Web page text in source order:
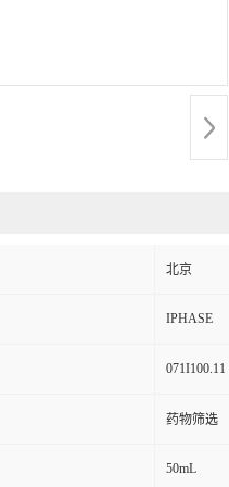
北京
IPHASE
071I100.11
药物筛选
50mL